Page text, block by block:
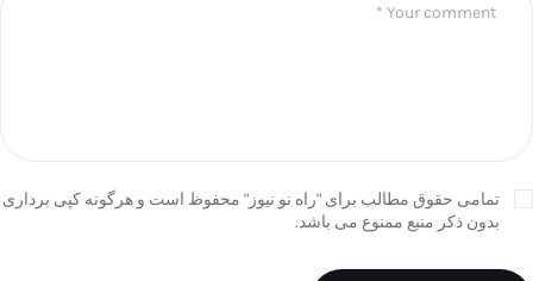
تمامی حقوق مطالب برای "راه نو نیوز" محفوظ است و هرگونه کپی برداری
بدون ذکر منبع ممنوع می باشد.